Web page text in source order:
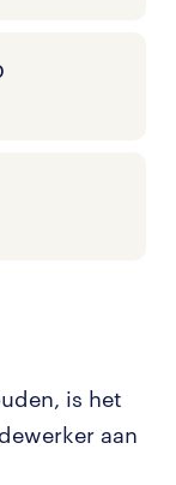
is het
aan